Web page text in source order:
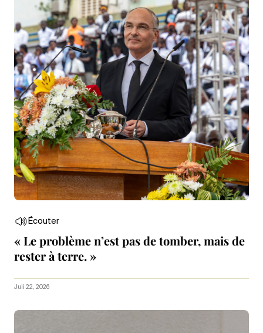
Écouter
« Le problème n’est pas de tomber, mais de
rester à terre. »
Juli 22, 2026